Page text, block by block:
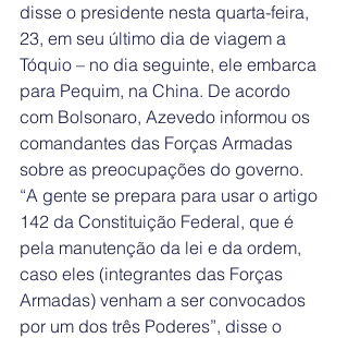
disse o presidente nesta quarta-feira,
23, em seu último dia de viagem a
Tóquio – no dia seguinte, ele embarca
para Pequim, na China. De acordo
com Bolsonaro, Azevedo informou os
comandantes das Forças Armadas
sobre as preocupações do governo.
“A gente se prepara para usar o artigo
142 da Constituição Federal, que é
pela manutenção da lei e da ordem,
caso eles (integrantes das Forças
Armadas) venham a ser convocados
por um dos três Poderes”, disse o